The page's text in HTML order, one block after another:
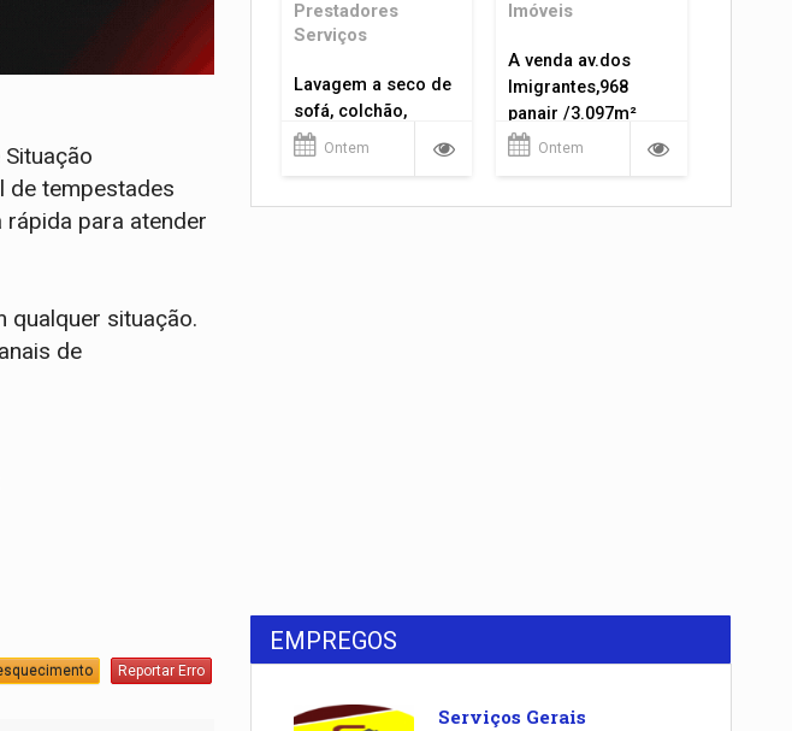
de tempestades
para atender
qualquer situação.
de
Reportar Erro
Prestadores
Serviços
Lavagem a seco de
sofá, colchão,
tapetes...
Ontem
Imóveis
A venda av.dos
Imigrantes,968
panair /3.097m²
Ontem
EMPREGOS
Serviços Gerais